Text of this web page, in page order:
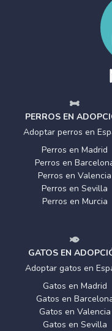
PERROS EN
Adoptar perros en
Perros en Madrid
Perros en
Perros en Valencia
Perros en Sevilla
Perros en Murcia
GATOS EN
Adoptar gatos en
Gatos en Madrid
Gatos en
Gatos en Valencia
Gatos en Sevilla